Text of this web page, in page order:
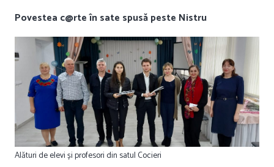
Povestea c@rte în sate spusă peste Nistru
Alături de elevi și profesori din satul Cocieri